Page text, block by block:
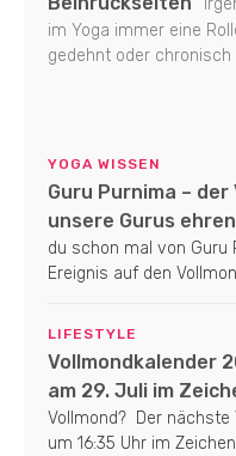
im Yoga immer eine
gedehnt oder chronisch
YOGA WISSEN
Guru Purnima –
unsere Gurus
du schon mal von Guru
Ereignis auf den
LIFESTYLE
Vollmondkalender
am 29. Juli im
Vollmond? Der
um 16:35 Uhr im